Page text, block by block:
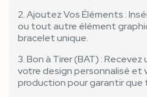
2. Ajoutez Vos Éléments :
ou tout autre élément
bracelet unique.
3. Bon à Tirer (BAT) :
votre design personnalisé et
production pour garantir